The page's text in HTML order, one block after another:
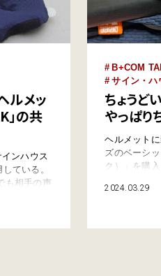
ルメッ
」の共
ンハウス
ている。
も相手の声
はエント
B+COM
サイン・ハ
ちょうど
やっぱり
ヘルメット
ズのベーシ
ク）」を購
ほぼぼっち
2024.03.29